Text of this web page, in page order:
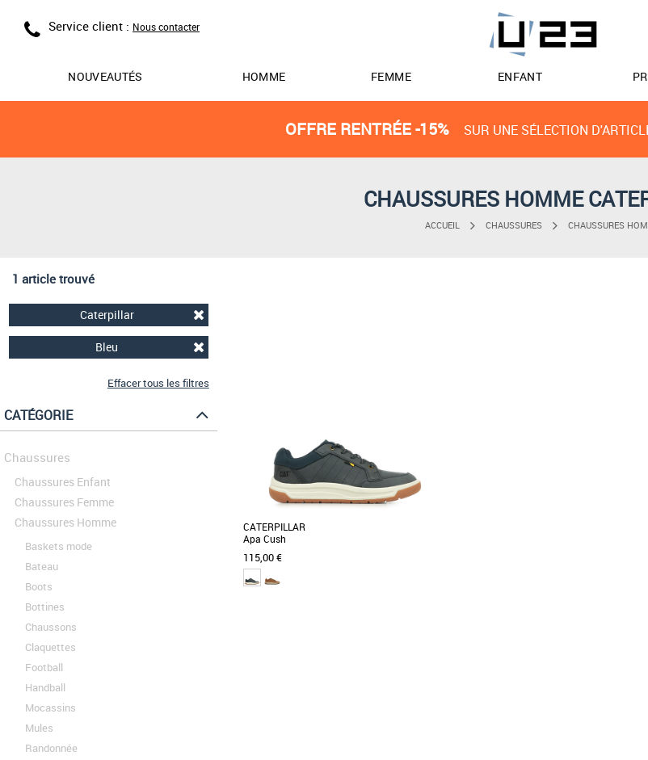
Service client : Nous contacter
NOUVEAUTÉS HOMME FEMME ENFANT
OFFRE RENTRÉE -15% SUR UNE SÉLECTION
CHAUSSURES HOMME
ACCUEIL CHAUSSURES CHAUSSURES
1 article trouvé
Caterpillar
Bleu
Effacer tous les filtres
CATÉGORIE
Chaussures
Chaussures Enfant
Chaussures Femme
Chaussures Homme
Baskets mode
Bateau
Boots
Bottines
Chaussons
Claquettes
Football
Handball
Mocassins
Mules
Randonnée
CATERPILLAR
Apa Cush
115,00 €